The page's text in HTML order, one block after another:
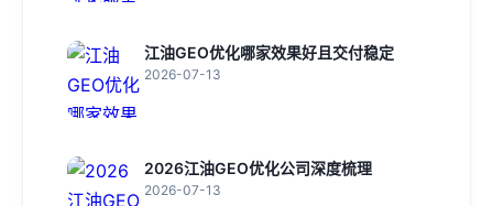
江油GEO优化哪家效果好且交付稳定
2026-07-13
2026江油GEO优化公司深度梳理
2026-07-13